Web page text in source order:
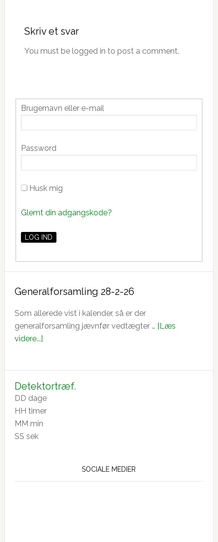
Skriv et svar
You must be logged in to post a comment.
Primær
Sidebar
Brugernavn eller e-mail
Password
Husk mig
Glemt din adgangskode?
Generalforsamling 28-2-26
Som allerede vist i kalender, så er der
generalforsamling jævnfør vedtægter … [Læs
videre...]om
26
Detektortræf.
DD dage
HH timer
MM min
SS sek
SOCIALE MEDIER